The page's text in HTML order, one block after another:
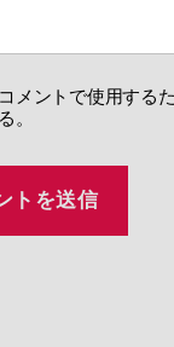
メントで使用する
。